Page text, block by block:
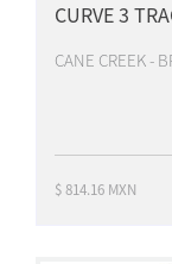
CURVE 3
CANE CREEK -
$ 814.16 MXN